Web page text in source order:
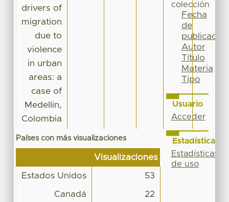
drivers of
migration
due to
violence
in urban
areas: a
case of
Medellin,
Colombia
Países con más visualizaciones
Visualizaciones
Estados Unidos 53
Canadá 22
colección
Fecha
de
publicación
Autor
Título
Materia
Tipo
Usuario
Acceder
Estadísticas
Estadísticas
de uso